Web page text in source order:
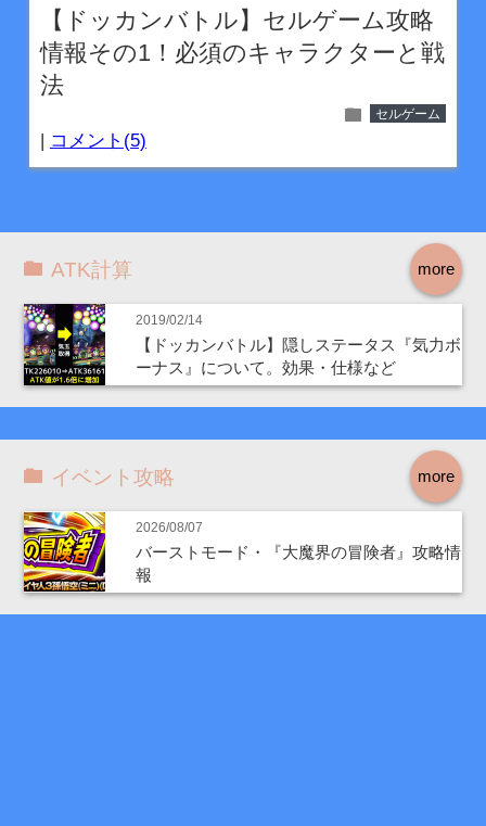
【ドッカンバトル】セルゲーム攻略
情報その1！必須のキャラクターと戦
法
folder セルゲーム
| コメント(5)
more
ATK計算
2019/02/14
【ドッカンバトル】隠しステータス『気力ボ
ーナス』について。効果・仕様など
more
イベント攻略
2026/08/07
バーストモード・『大魔界の冒険者』攻略情
報